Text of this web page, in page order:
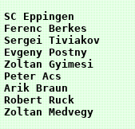
SC Eppingen
Ferenc Berkes
Tiviakov
Postny
Gyimesi
Acs
Arik Braun
Ruck
Medvegy